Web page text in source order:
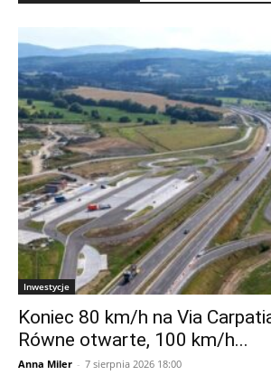
Inwestycje
Koniec 80 km/h na Via
Równe otwarte, 100 km/h...
Anna Miler - 7 sierpnia 2026 18:00